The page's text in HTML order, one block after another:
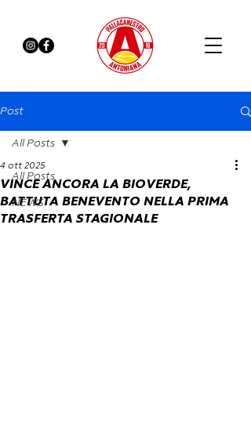
Post
All Posts
NEWS
All Posts
VINCE ANCORA LA BIOVERDE,
BATTUTA BENEVENTO NELLA PRIMA
TRASFERTA STAGIONALE
4 ott 2025